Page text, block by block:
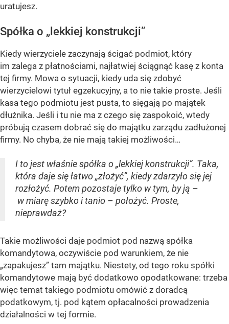
uratujesz.
Spółka o „lekkiej konstrukcji”
Kiedy wierzyciele zaczynają ścigać podmiot, który
im zalega z płatnościami, najłatwiej ściągnąć kasę z konta
tej firmy. Mowa o sytuacji, kiedy uda się zdobyć
wierzycielowi tytuł egzekucyjny, a to nie takie proste. Jeśli
kasa tego podmiotu jest pusta, to sięgają po majątek
dłużnika. Jeśli i tu nie ma z czego się zaspokoić, wtedy
próbują czasem dobrać się do majątku zarządu zadłużonej
firmy. No chyba, że nie mają takiej możliwości…
I to jest właśnie spółka o „lekkiej konstrukcji”. Taka,
która daje się łatwo „złożyć”, kiedy zdarzyło się jej
rozłożyć. Potem pozostaje tylko w tym, by ją –
w miarę szybko i tanio – położyć. Proste,
nieprawdaż?
Takie możliwości daje podmiot pod nazwą spółka
komandytowa, oczywiście pod warunkiem, że nie
„zapakujesz” tam majątku. Niestety, od tego roku spółki
komandytowe mają być dodatkowo opodatkowane: trzeba
więc temat takiego podmiotu omówić z doradcą
podatkowym, tj. pod kątem opłacalności prowadzenia
działalności w tej formie.